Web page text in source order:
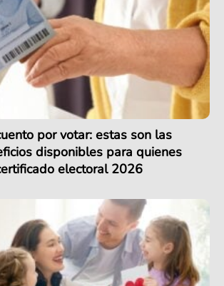
por votar: estas son las
disponibles para quienes
electoral 2026